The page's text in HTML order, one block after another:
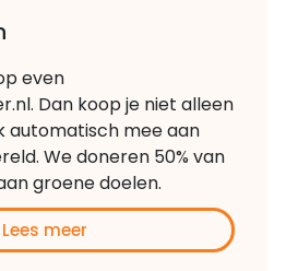
even
Dan koop je niet alleen
automatisch mee aan
We doneren 50% van
groene doelen.
Lees meer